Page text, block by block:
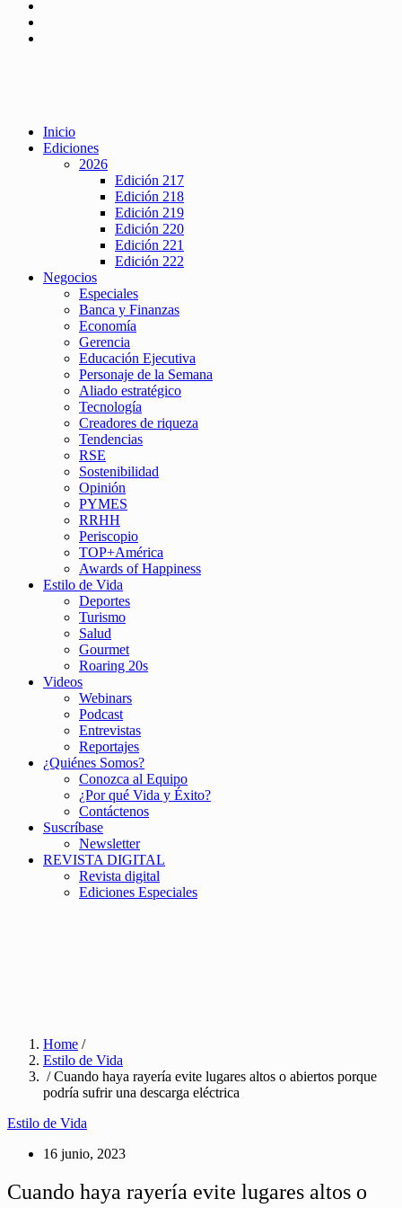
Inicio
Ediciones
2026
Edición 217
Edición 218
Edición 219
Edición 220
Edición 221
Edición 222
Negocios
Especiales
Banca y Finanzas
Economía
Gerencia
Educación Ejecutiva
Personaje de la Semana
Aliado estratégico
Tecnología
Creadores de riqueza
Tendencias
RSE
Sostenibilidad
Opinión
PYMES
RRHH
Periscopio
TOP+América
Awards of Happiness
Estilo de Vida
Deportes
Turismo
Salud
Gourmet
Roaring 20s
Videos
Webinars
Podcast
Entrevistas
Reportajes
¿Quiénes Somos?
Conozca al Equipo
¿Por qué Vida y Éxito?
Contáctenos
Suscríbase
Newsletter
REVISTA DIGITAL
Revista digital
Ediciones Especiales
Home /
Estilo de Vida
/ Cuando haya rayería evite lugares altos o abiertos porque
podría sufrir una descarga eléctrica
Estilo de Vida
16 junio, 2023
Cuando haya rayería evite lugares altos o